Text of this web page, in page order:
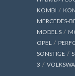
KOMBI
MERCEDES-
MODEL S
OPEL
SONSTIGE
3